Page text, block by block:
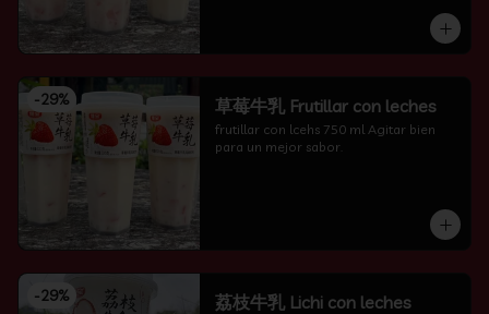
-29% 草莓牛乳 Frutillar con leches
frutillar con lcehs 750 ml Agitar bien
para un mejor sabor.
-29% 荔枝牛乳 Lichi con leches